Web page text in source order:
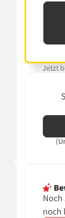
Jetzt
Noch
noch